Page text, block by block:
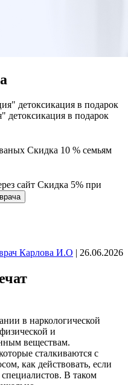
детоксикация в подарок
Скидка 10 % семьям
Скидка 5% при
Вызвать врача
Карлова И.О | 26.06.2026
в наркологической
и
веществам.
сталкиваются с
как действовать, если
В таком